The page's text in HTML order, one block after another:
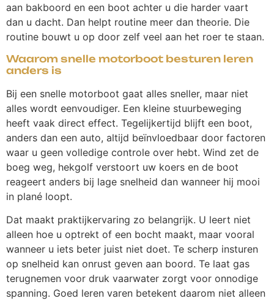
aan bakboord en een boot achter u die harder vaart
dan u dacht. Dan helpt routine meer dan theorie. Die
routine bouwt u op door zelf veel aan het roer te staan.
Waarom snelle motorboot besturen leren
anders is
Bij een snelle motorboot gaat alles sneller, maar niet
alles wordt eenvoudiger. Een kleine stuurbeweging
heeft vaak direct effect. Tegelijkertijd blijft een boot,
anders dan een auto, altijd beïnvloedbaar door factoren
waar u geen volledige controle over hebt. Wind zet de
boeg weg, hekgolf verstoort uw koers en de boot
reageert anders bij lage snelheid dan wanneer hij mooi
in plané loopt.
Dat maakt praktijkervaring zo belangrijk. U leert niet
alleen hoe u optrekt of een bocht maakt, maar vooral
wanneer u iets beter juist niet doet. Te scherp insturen
op snelheid kan onrust geven aan boord. Te laat gas
terugnemen voor druk vaarwater zorgt voor onnodige
spanning. Goed leren varen betekent daarom niet alleen